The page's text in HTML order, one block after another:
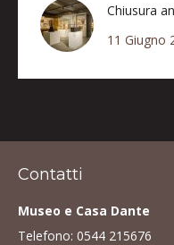
Chiusura
11 Giugno
Contatti
Museo e Casa Dante
Telefono: 0544 215676